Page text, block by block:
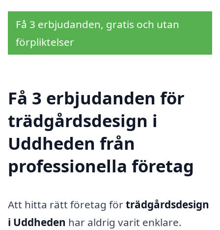
Få 3 erbjudanden, gratis och utan
förpliktelser
Få 3 erbjudanden för
trädgårdsdesign i
Uddheden från
professionella företag
Att hitta rätt företag förträdgårdsdesign
i Uddheden har aldrig varit enklare.